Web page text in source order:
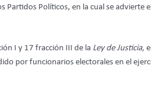
Partidos Políticos, en la cual se advierte
I y 17 fracción III de la Ley de Justicia,
por funcionarios electorales en el